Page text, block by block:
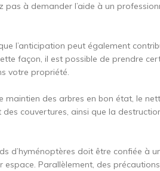
pas à demander l’aide à un
l’anticipation peut également
façon, il est possible de prendre
votre propriété.
maintien des arbres en bon état, le
des couvertures, ainsi que la
d’hyménoptères doit être confiée à
Parallèlement, des